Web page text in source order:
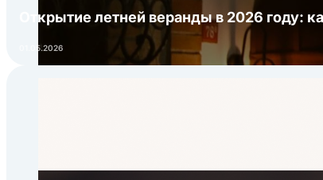
Открытие летней веранды в 2026 году:
01.05.2026